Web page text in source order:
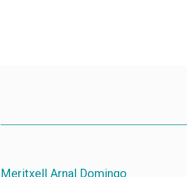
Meritxell Arnal Domingo